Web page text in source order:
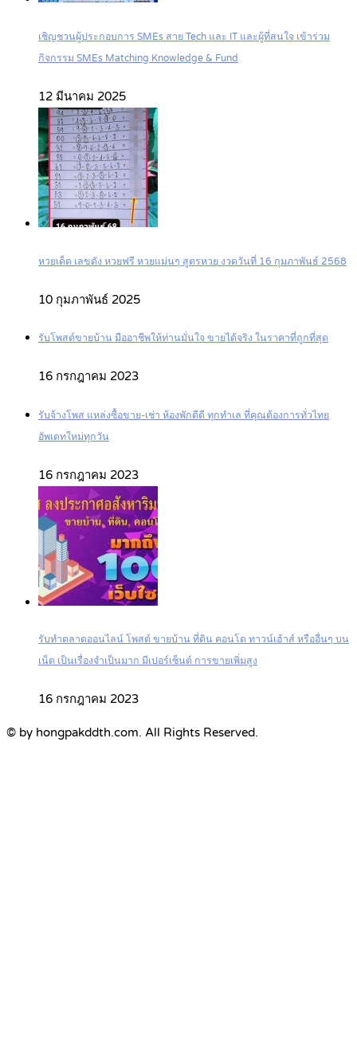
เชิญชวนผู้ประกอบการ SMEs สาย Tech และ IT และผู้ที่สนใจ เข้าร่วม
กิจกรรม SMEs Matching Knowledge & Fund
12 มีนาคม 2025
หวยเด็ด เลขดัง หวยฟรี หวยแม่นๆ สูตรหวย งวดวันที่ 16 กุมภาพันธ์ 2568
10 กุมภาพันธ์ 2025
รับโพสต์ขายบ้าน มืออาชีพให้ท่านมั่นใจ ขายได้จริง ในราคาที่ถูกที่สุด
16 กรกฎาคม 2023
รับจ้างโพส แหล่งซื้อขาย-เช่า ห้องพักดีดี ทุกทำเล ที่คุณต้องการทั่วไทย
อัพเดทใหม่ทุกวัน
16 กรกฎาคม 2023
รับทำตลาดออนไลน์ โพสต์ ขายบ้าน ที่ดิน คอนโด ทาวน์เฮ้าส์ หรืออื่นๆ บน
เน็ต เป็นเรื่องจำเป็นมาก มีเปอร์เซ็นต์ การขายเพิ่มสูง
16 กรกฎาคม 2023
© by hongpakddth.com. All Rights Reserved.